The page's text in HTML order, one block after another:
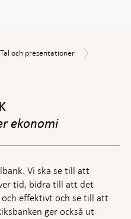
Tal
Tal och presentationer
ekonomi
Vi ska se till att
tid, bidra till att det
effektivt och se till att
ger också ut